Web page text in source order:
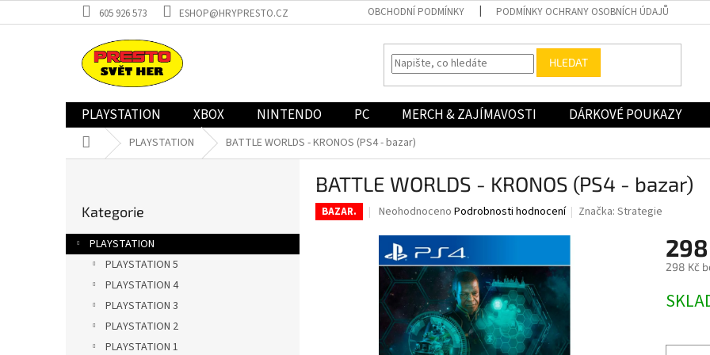
na
605 926 573 ESHOP@HRYPRESTO.CZ OBCHODNÍ PODMÍNKY PODMÍNKY OCHRANY OSOBNÍCH ÚDAJŮ
HLEDAT
PLAYSTATION XBOX NINTENDO PC MERCH & ZAJÍMAVOSTI DÁRKOVÉ POUKAZY
Domů PLAYSTATION BATTLE WORLDS - KRONOS (PS4 - bazar)
r
a
kategorie
Kategorie
PLAYSTATION
PLAYSTATION 5
PLAYSTATION 4
PLAYSTATION 3
PLAYSTATION 2
PLAYSTATION 1
BATTLE WORLDS - KRONOS (PS4 - bazar)
BAZAR.
Průměrné
produktu
je
0,0
5
hvězdiček.
Neohodnoceno Podrobnosti hodnocení Značka:Strategie
298 Kč
cena: